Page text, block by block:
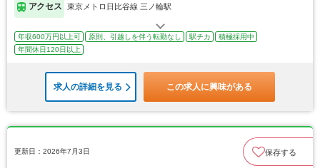
アクセス 東京メトロ日比谷線 三ノ輪駅
年収600万円以上可 原則、引越しを伴う転勤なし 駅チカ
積極採用中
年間休日120日以上
求人の詳細を見る この求人に興味がある
更新日：2026年7月3日 保存する